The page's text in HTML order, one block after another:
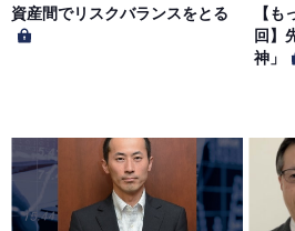
侵害する行為を行ってはならないも
第６条（サービス内容の停止・変
サイトのサービス内容を変更する
第７条（個人情報の取扱い）
資産間でリスクバランスをとる
【
回】
神」